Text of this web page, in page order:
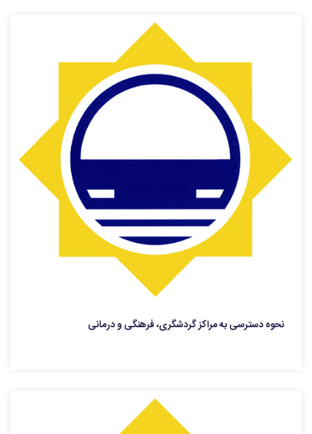
نحوه دسترسی به مراکز گردشگری، فرهنگی و درمانی